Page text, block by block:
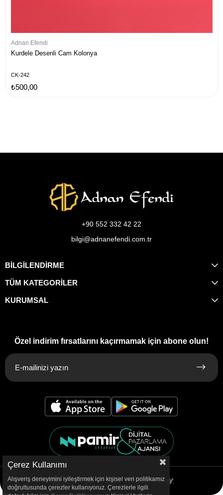
Adnan Efendi
Kurdele Desenli Cam Kolonya
CK-242
₺500,00
+90 552 332 42 22
bilgi@adnanefendi.com.tr
BİLGİLENDİRME
TÜM KATEGORİLER
KURUMSAL
Özel indirim fırsatlarını kaçırmamak için abone olun!
Çerez Kullanımı
Alışveriş deneyimini iyileştirmek için kişisel veri politikamız
doğrultusunda çerezler kullanıyoruz. Çerezlerle ilgili